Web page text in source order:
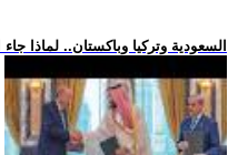
.. السعودية وتركيا وباكستان.. لماذا